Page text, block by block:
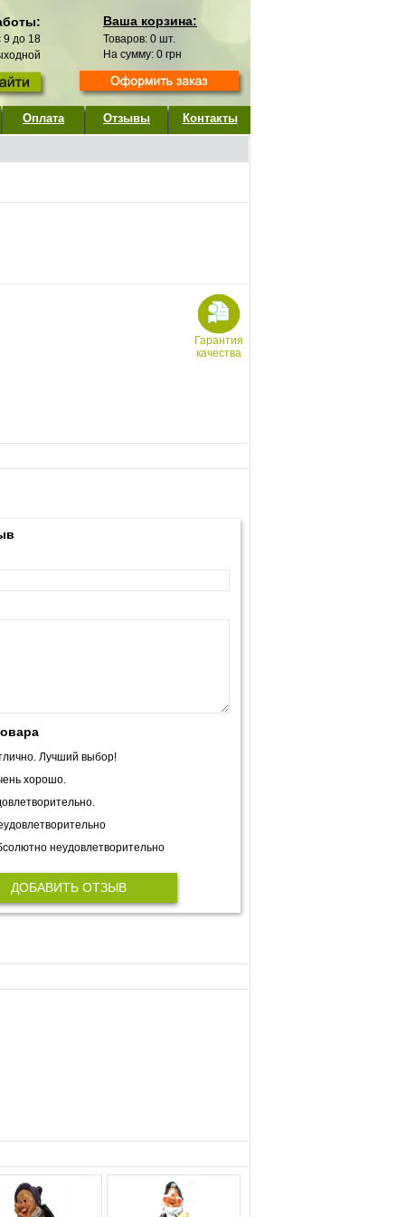
9 до 18
Ваша корзина:
Товаров: 0 шт.
На сумму: 0 грн
Оплата Отзывы Контакты
Гарантия
качества
Лучший выбор!
хорошо.
неудовлетворительно
ДОБАВИТЬ ОТЗЫВ